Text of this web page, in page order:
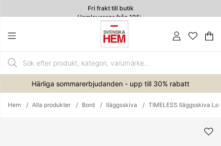
Fri frakt till butik
Hemleverans från 195:-
.
Härliga sommarerbjudanden - upp till 30% rabatt
Hem Alla produkter Bord Iläggsskiva TIMELESS Iläggsskiva